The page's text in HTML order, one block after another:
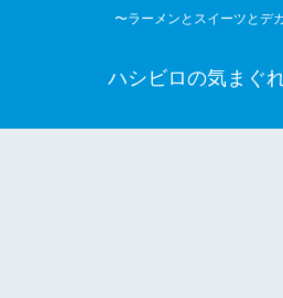
〜ラーメンとスイーツとデ
ハシビロの気まぐ